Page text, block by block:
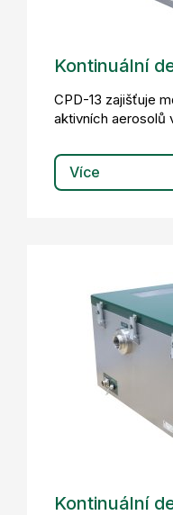
Kontinuální
CPD-13 zajišťuje
aktivních aerosolů
Více
Kontinuální